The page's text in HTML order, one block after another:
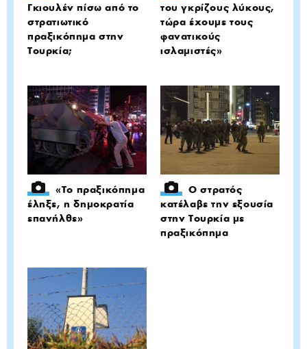
Γκιουλέν πίσω από το
στρατιωτικό
πραξικόπημα στην
Τουρκία;
του γκρίζους λύκους,
τώρα έχουμε τους
φανατικούς
ισλαμιστές»
«Το πραξικόπημα
έληξε, η δημοκρατία
επανήλθε»
Ο στρατός
κατέλαβε την εξουσία
στην Τουρκία με
πραξικόπημα